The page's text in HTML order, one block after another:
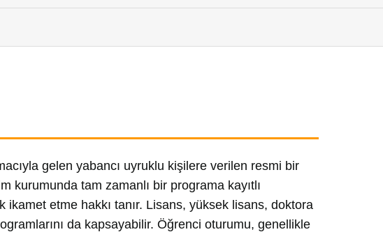
gelen yabancı uyruklu kişilere verilen resmi bir
kurumunda tam zamanlı bir programa kayıtlı
etme hakkı tanır. Lisans, yüksek lisans, doktora
da kapsayabilir. Öğrenci oturumu, genellikle